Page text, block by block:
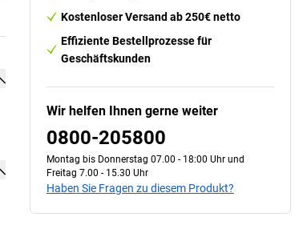
Kostenloser Versand ab 250€ netto
Effiziente Bestellprozesse für
Geschäftskunden
Wir helfen Ihnen gerne weiter
0800-205800
Montag bis Donnerstag 07.00 - 18:00 Uhr und
Freitag 7.00 - 15.30 Uhr
Haben Sie Fragen zu diesem Produkt?